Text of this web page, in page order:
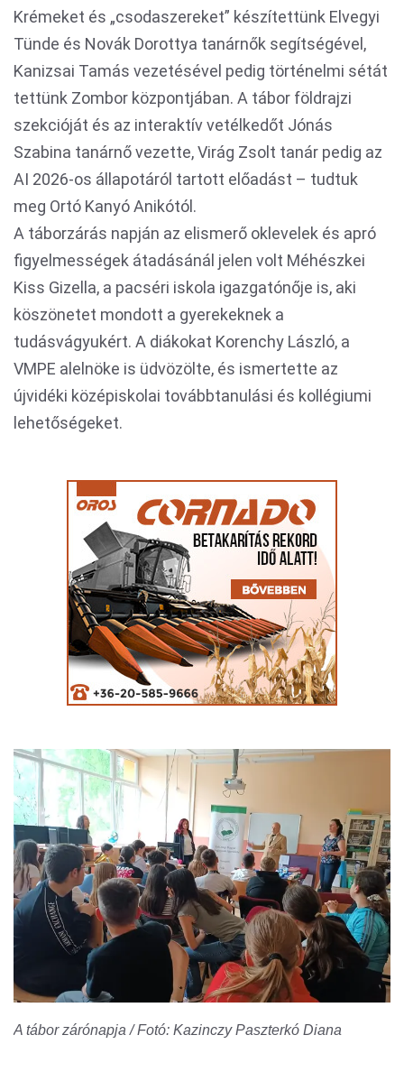
Krémeket és „csodaszereket” készítettünk Elvegyi
Tünde és Novák Dorottya tanárnők segítségével,
Kanizsai Tamás vezetésével pedig történelmi sétát
tettünk Zombor központjában. A tábor földrajzi
szekcióját és az interaktív vetélkedőt Jónás
Szabina tanárnő vezette, Virág Zsolt tanár pedig az
AI 2026-os állapotáról tartott előadást – tudtuk
meg Ortó Kanyó Anikótól.
A táborzárás napján az elismerő oklevelek és apró
figyelmességek átadásánál jelen volt Méhészkei
Kiss Gizella, a pacséri iskola igazgatónője is, aki
köszönetet mondott a gyerekeknek a
tudásvágyukért. A diákokat Korenchy László, a
VMPE alelnöke is üdvözölte, és ismertette az
újvidéki középiskolai továbbtanulási és kollégiumi
lehetőségeket.
A tábor zárónapja / Fotó: Kazinczy Paszterkó Diana